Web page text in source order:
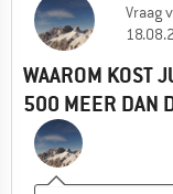
Vraag
WAAROM KOST
500 MEER DAN